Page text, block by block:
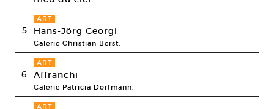
5
ART
Hans-Jörg Georgi
Galerie Christian Berst,
6
ART
Affranchi
Galerie Patricia Dorfmann,
ART